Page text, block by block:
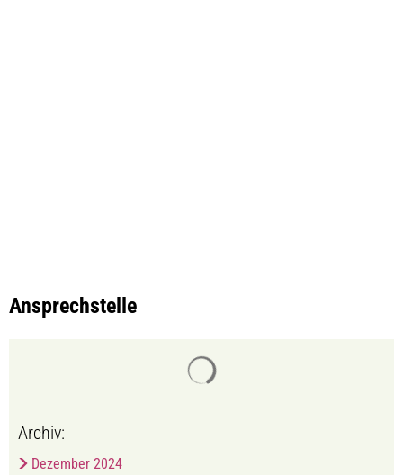
Ansprechstelle
Archiv:
Dezember 2024